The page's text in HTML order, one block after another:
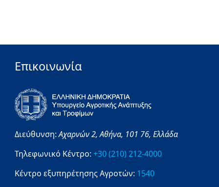
Επικοινωνία
Διεύθυνση:Αχαρνών 2,Αθήνα, 101 76, Ελλάδα
Τηλεφωνικό Κέντρο: +30 (210) 212-4000
Κέντρο εξυπηρέτησης Αγροτών: 1540